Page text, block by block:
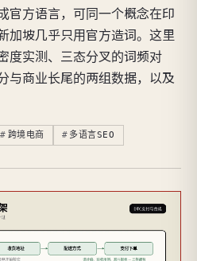
官方语言，可同一个概念在印
加坡几乎只用官方造词。这里
度实测、三态分叉的词频对
与商业长尾的两组数据，以及
跨境电商 多语言SEO